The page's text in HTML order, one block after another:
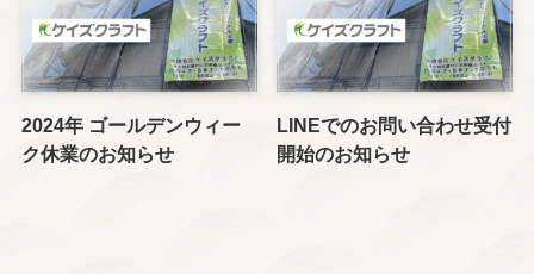
2024年 ゴールデンウィー
ク休業のお知らせ
LINEでのお問い合わせ受付
開始のお知らせ